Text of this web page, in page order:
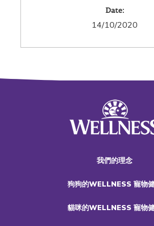
Date:
14/10/2020
我們的理念
狗狗的WELLNESS 寵物
貓咪的WELLNESS 寵物